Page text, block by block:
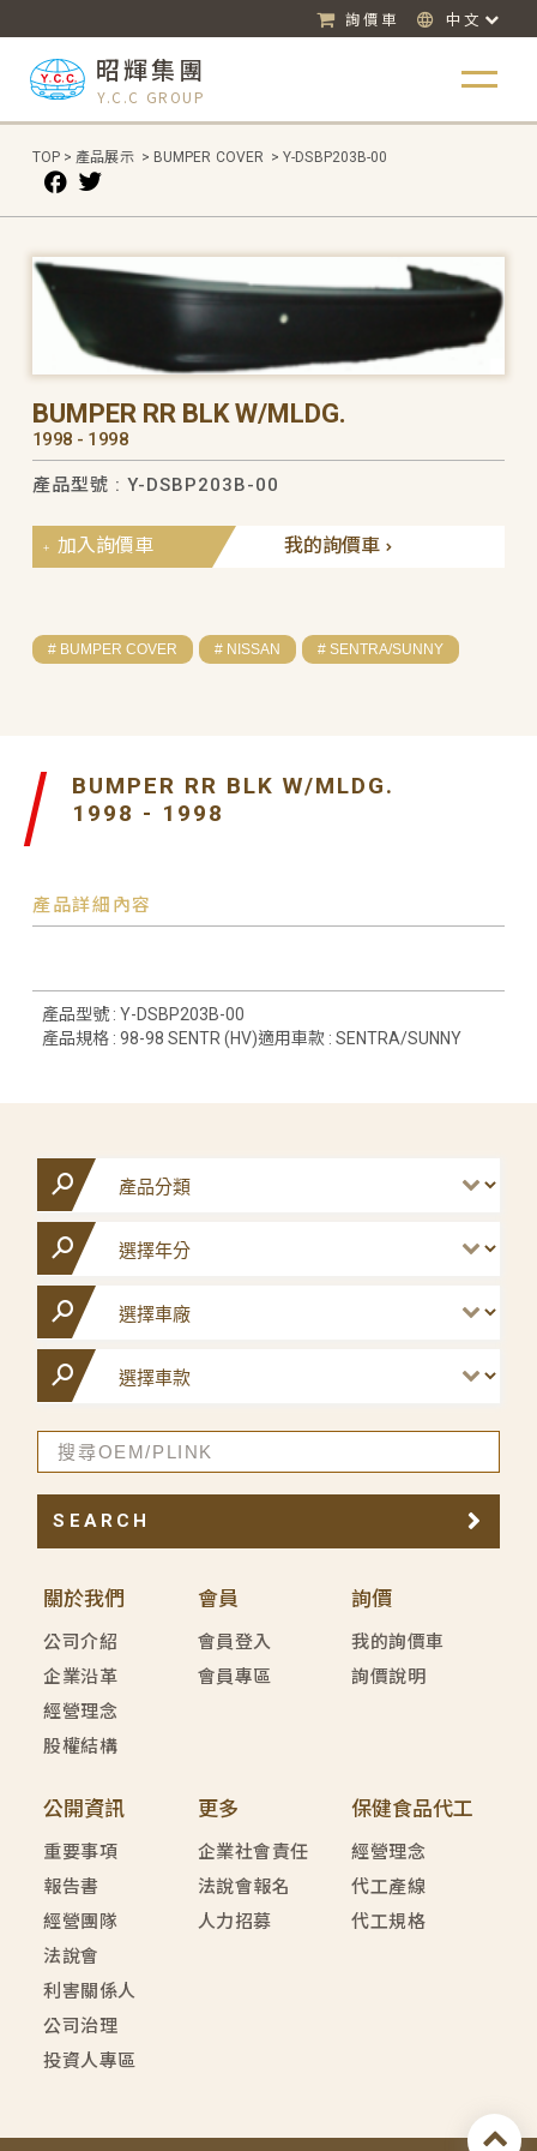
詢價車 中文
昭輝集團
Y.C.C GROUP
TOP > 產品展示 > BUMPER COVER > Y-DSBP203B-00
BUMPER RR BLK W/MLDG.
1998 - 1998
產品型號 : Y-DSBP203B-00
我的詢價車
加入詢價車
# BUMPER COVER # NISSAN # SENTRA/SUNNY
BUMPER RR BLK W/MLDG.
1998 - 1998
產品詳細內容
產品型號 : Y-DSBP203B-00
產品規格 : 98-98 SENTR (HV)適用車款 : SENTRA/SUNNY
關於我們
公司介紹
企業沿革
經營理念
股權結構
會員
會員登入
會員專區
詢價
我的詢價車
詢價說明
公開資訊
重要事項
報告書
經營團隊
法說會
利害關係人
公司治理
投資人專區
更多
企業社會責任
法說會報名
人力招募
保健食品代工
經營理念
代工產線
代工規格
SEARCH